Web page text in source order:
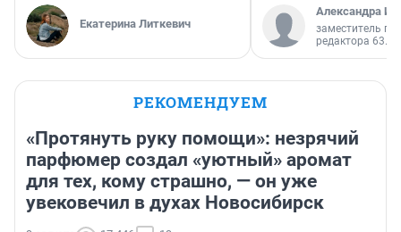
Екатерина Литкевич
Александра
заместитель
редактора 63.RU
РЕКОМЕНДУЕМ
«Протянуть руку помощи»: незрячий
парфюмер создал «уютный» аромат
для тех, кому страшно, — он уже
увековечил в духах Новосибирск